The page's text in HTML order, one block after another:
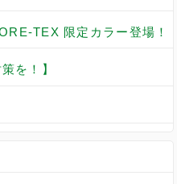
TEX 限定カラー登場！
を！】